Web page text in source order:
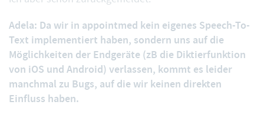
Adela: Da wir in appointmed kein eigenes Speech-To-
Text implementiert haben, sondern uns auf die
Möglichkeiten der Endgeräte (zB die Diktierfunktion
von iOS und Android) verlassen, kommt es leider
manchmal zu Bugs, auf die wir keinen direkten
Einfluss haben.